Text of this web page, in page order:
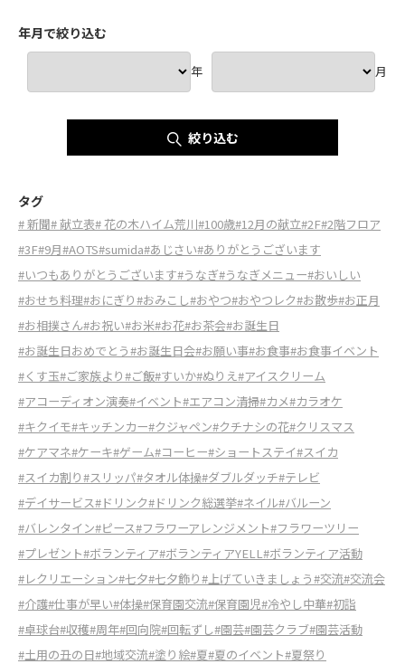
年月で絞り込む
年 月
絞り込む
タグ
# 新聞# 献立表# 花の木ハイム荒川#100歳#12月の献立#2F#2階フロア
#3F#9月#AOTS#sumida#あじさい#ありがとうございます
#いつもありがとうございます#うなぎ#うなぎメニュー#おいしい
#おせち料理#おにぎり#おみこし#おやつ#おやつレク#お散歩#お正月
#お相撲さん#お祝い#お米#お花#お茶会#お誕生日
#お誕生日おめでとう#お誕生日会#お願い事#お食事#お食事イベント
#くす玉#ご家族より#ご飯#すいか#ぬりえ #アイスクリーム
#アコーディオン演奏#イベント#エアコン清掃#カメ#カラオケ
#キクイモ#キッチンカー#クジャペン#クチナシの花#クリスマス
#ケアマネ#ケーキ#ゲーム#コーヒー#ショートステイ#スイカ
#スイカ割り#スリッパ#タオル体操#ダブルダッチ#テレビ
#デイサービス#ドリンク#ドリンク総選挙#ネイル#バルーン
#バレンタイン#ピース#フラワーアレンジメント#フラワーツリー
#プレゼント#ボランティア#ボランティアYELL #ボランティア活動
#レクリエーション#七夕#七夕飾り#上げていきましょう#交流#交流会
#介護#仕事が早い#体操#保育園交流#保育園児#冷やし中華#初詣
#卓球台#収穫#周年#回向院#回転ずし#園芸#園芸クラブ#園芸活動
#土用の丑の日#地域交流#塗り絵#夏#夏のイベント#夏祭り